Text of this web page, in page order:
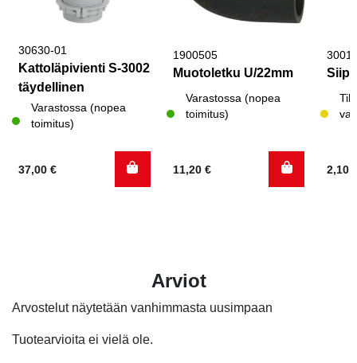
30630-01
Kattoläpivienti S-3002
täydellinen
Varastossa (nopea
toimitus)
37,00 €
1900505
Muotoletku U/22mm
Varastossa (nopea
toimitus)
11,20 € 2,10
Arviot
Arvostelut näytetään vanhimmasta uusimpaan
Tuotearvioita ei vielä ole.